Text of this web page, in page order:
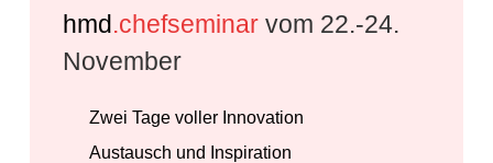
hmd.chefseminarvom 22.-24.
November
Zwei Tage voller Innovation
Austausch und Inspiration